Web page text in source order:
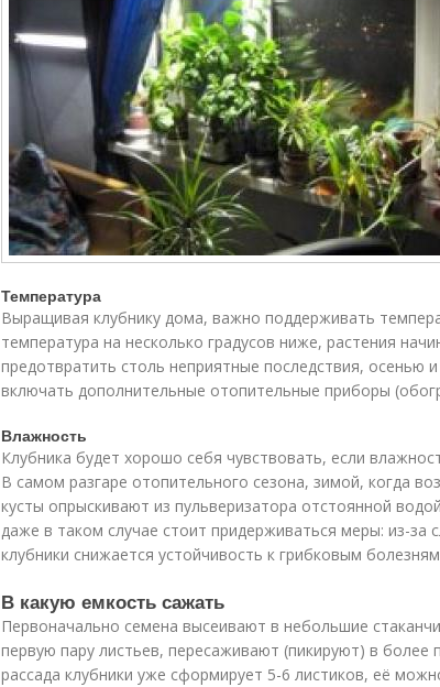
Температура
Выращивая клубнику дома, важно поддерживать
температура на несколько градусов ниже, растения
предотвратить столь неприятные последствия, осенью
включать дополнительные отопительные приборы
Влажность
Клубника будет хорошо себя чувствовать, если
В самом разгаре отопительного сезона, зимой, когда
кусты опрыскивают из пульверизатора отстоянной
даже в таком случае стоит придерживаться меры: из-
клубники снижается устойчивость к грибковым
В какую емкость сажать
Первоначально семена высеивают в небольшие
первую пару листьев, пересаживают (пикируют) в более
рассада клубники уже сформирует 5-6 листиков, её